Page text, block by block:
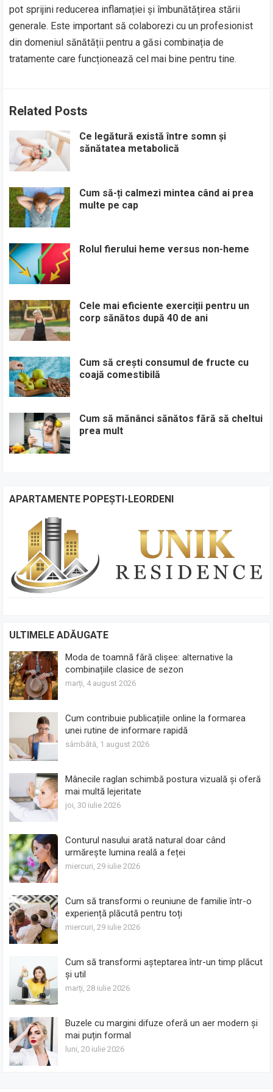
pot sprijini reducerea inflamației și îmbunătățirea stării
generale. Este important să colaborezi cu un profesionist
din domeniul sănătății pentru a găsi combinația de
tratamente care funcționează cel mai bine pentru tine.
Related Posts
Ce legătură există între somn și
sănătatea metabolică
Cum să-ți calmezi mintea când ai prea
multe pe cap
Rolul fierului heme versus non-heme
Cele mai eficiente exerciții pentru un
corp sănătos după 40 de ani
Cum să crești consumul de fructe cu
coajă comestibilă
Cum să mănânci sănătos fără să cheltui
prea mult
APARTAMENTE POPEȘTI-LEORDENI
ULTIMELE ADĂUGATE
Moda de toamnă fără clișee: alternative la
combinațiile clasice de sezon
marți, 4 august 2026
Cum contribuie publicațiile online la formarea
unei rutine de informare rapidă
sâmbătă, 1 august 2026
Mânecile raglan schimbă postura vizuală și oferă
mai multă lejeritate
joi, 30 iulie 2026
Conturul nasului arată natural doar când
urmărește lumina reală a feței
miercuri, 29 iulie 2026
Cum să transformi o reuniune de familie într-o
experiență plăcută pentru toți
miercuri, 29 iulie 2026
Cum să transformi așteptarea într-un timp plăcut
și util
marți, 28 iulie 2026
Buzele cu margini difuze oferă un aer modern și
mai puțin formal
luni, 20 iulie 2026